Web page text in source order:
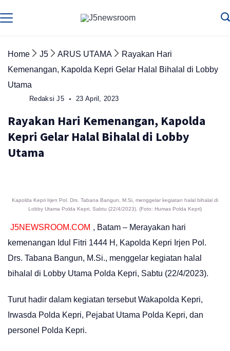
to
Home J5 ARUS UTAMA
Rayakan Hari
Kemenangan, Kapolda Kepri Gelar Halal Bihalal di Lobby
Utama
Redaksi J5 23 April, 2023
Rayakan Hari Kemenangan, Kapolda
Kepri Gelar Halal Bihalal di Lobby
Utama
Kapolda Kepri Irjen Pol. Drs. Tabana Bangun, M.Si, menggelar kegiatan halal bihalal di
Lobby Utama Polda Kepri, Sabtu (22/4/2023). (Foto: Humas Polda Kepri)
J5NEWSROOM.COM , Batam – Merayakan hari
kemenangan Idul Fitri 1444 H, Kapolda Kepri Irjen Pol.
Drs. Tabana Bangun, M.Si., menggelar kegiatan halal
bihalal di Lobby Utama Polda Kepri, Sabtu (22/4/2023).
Turut hadir dalam kegiatan tersebut Wakapolda Kepri,
Irwasda Polda Kepri, Pejabat Utama Polda Kepri, dan
personel Polda Kepri.